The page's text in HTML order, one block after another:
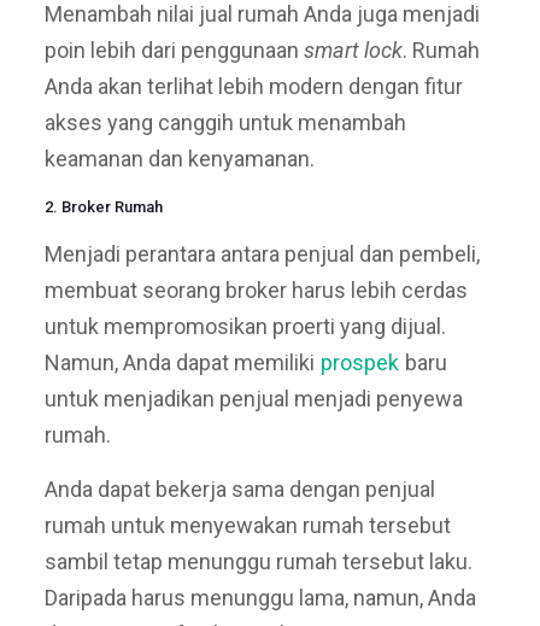
Menambah nilai jual rumah Anda juga menjadi
poin lebih dari penggunaan smart lock. Rumah
Anda akan terlihat lebih modern dengan fitur
akses yang canggih untuk menambah
keamanan dan kenyamanan.
2. Broker Rumah
Menjadi perantara antara penjual dan pembeli,
membuat seorang broker harus lebih cerdas
untuk mempromosikan proerti yang dijual.
Namun, Anda dapat memiliki prospek baru
untuk menjadikan penjual menjadi penyewa
rumah.
Anda dapat bekerja sama dengan penjual
rumah untuk menyewakan rumah tersebut
sambil tetap menunggu rumah tersebut laku.
Daripada harus menunggu lama, namun, Anda